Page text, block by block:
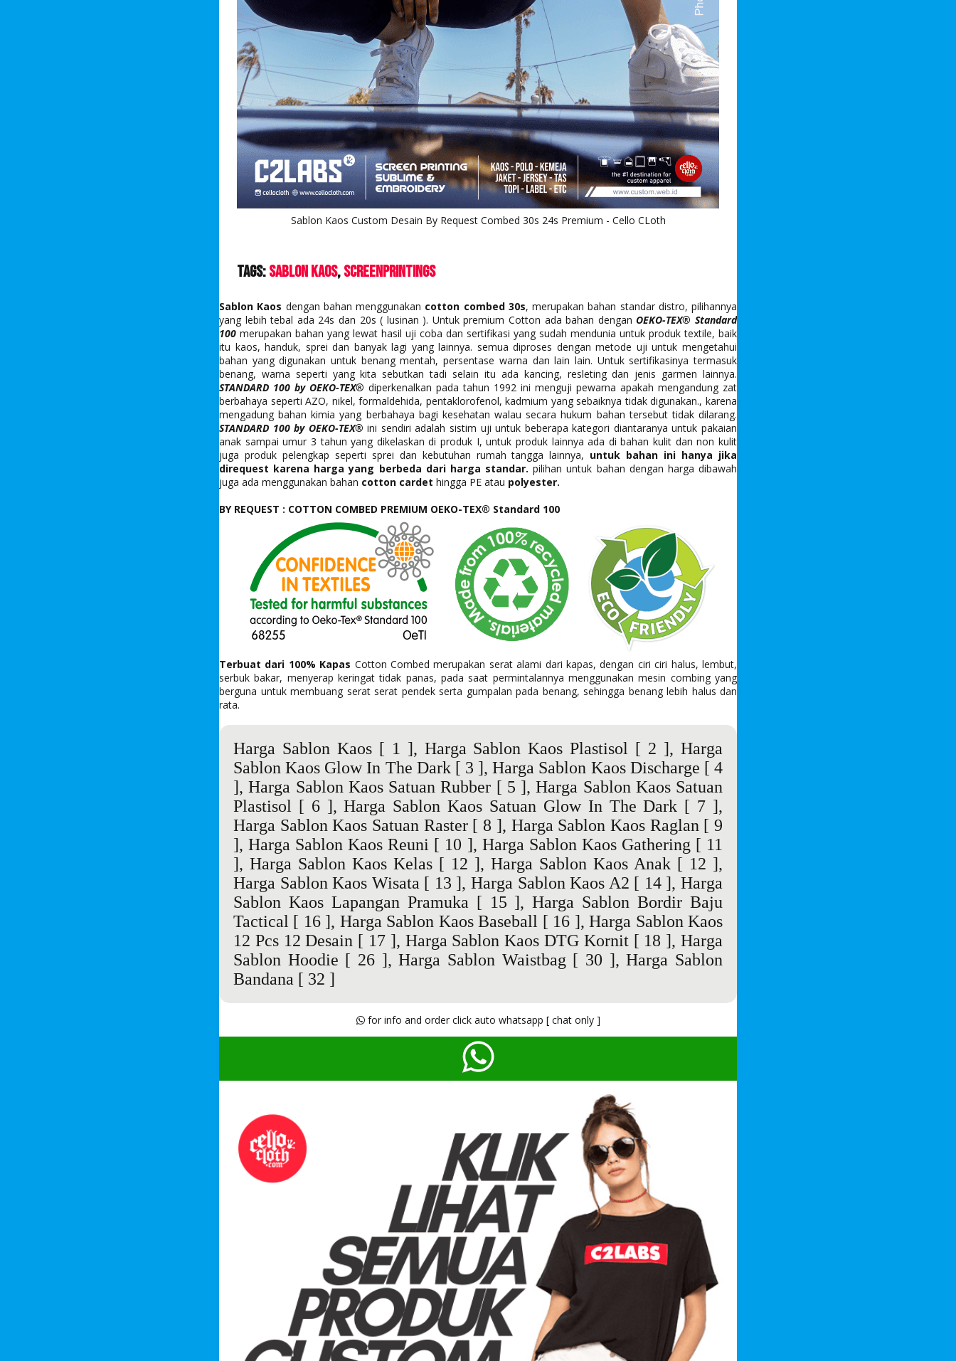
Sablon Kaos Custom Desain By Request Combed 30s 24s Premium - Cello CLoth
Tags: Sablon Kaos ScreenPrintings
Sablon Kaos dengan bahan menggunakan cotton combed 30s, merupakan bahan standar distro, pilihannya
yang lebih tebal ada 24s dan 20s ( lusinan ). Untuk premium Cotton ada bahan denganOEKO-TEX® Standard
100 merupakan bahan yang lewat hasil uji coba dan sertifikasi yang sudah mendunia untuk produk textile, baik
itu kaos, handuk, sprei dan banyak lagi yang lainnya. semua diproses dengan metode uji untuk mengetahui
bahan yang digunakan untuk benang mentah, persentase warna dan lain lain. Untuk sertifikasinya termasuk
benang, warna seperti yang kita sebutkan tadi selain itu ada kancing, resleting dan jenis garmen lainnya.
STANDARD 100 by OEKO-TEX® diperkenalkan pada tahun 1992 ini menguji pewarna apakah mengandung zat
berbahaya seperti AZO, nikel, formaldehida, pentaklorofenol, kadmium yang sebaiknya tidak digunakan., karena
mengadung bahan kimia yang berbahaya bagi kesehatan walau secara hukum bahan tersebut tidak dilarang.
STANDARD 100 by OEKO-TEX® ini sendiri adalah sistim uji untuk beberapa kategori diantaranya untuk pakaian
anak sampai umur 3 tahun yang dikelaskan di produk I, untuk produk lainnya ada di bahan kulit dan non kulit
juga produk pelengkap seperti sprei dan kebutuhan rumah tangga lainnya, untuk bahan ini hanya jika
direquest karena harga yang berbeda dari harga standar. pilihan untuk bahan dengan harga dibawah
juga ada menggunakan bahan cotton cardet hingga PE atau polyester.
BY REQUEST : COTTON COMBED PREMIUM OEKO-TEX® Standard 100
Terbuat dari 100% Kapas Cotton Combed merupakan serat alami dari kapas, dengan ciri ciri halus, lembut,
serbuk bakar, menyerap keringat tidak panas, pada saat permintalannya menggunakan mesin combing yang
berguna untuk membuang serat serat pendek serta gumpalan pada benang, sehingga benang lebih halus dan
rata.
Harga Sablon Kaos[ 1 ], Harga Sablon Kaos Plastisol [ 2 ],Harga
Sablon Kaos Glow In The Dark[ 3 ],Harga Sablon Kaos Discharge [ 4
],Harga Sablon Kaos Satuan Rubber [ 5 ],Harga Sablon Kaos Satuan
Plastisol
[ 6 ],Harga Sablon Kaos Satuan Glow In The Dark [ 7 ],
Harga Sablon Kaos Satuan Raster[ 8 ], Harga Sablon Kaos Raglan [ 9
],Harga Sablon Kaos Reuni [ 10 ], Harga Sablon Kaos Gathering [ 11
], Harga Sablon Kaos Kelas [ 12 ], Harga Sablon Kaos Anak [ 12 ],
Harga Sablon Kaos Wisata [ 13 ],Harga Sablon Kaos A2 [ 14 ],Harga
Sablon Kaos Lapangan Pramuka [ 15 ],Harga Sablon Bordir Baju
Tactical [ 16 ], Harga Sablon Kaos Baseball [ 16 ],Harga Sablon Kaos
12 Pcs 12 Desain [ 17 ], Harga Sablon Kaos DTG Kornit[ 18 ],Harga
Sablon Hoodie [ 26 ],Harga Sablon Waistbag [ 30 ],Harga Sablon
Bandana [ 32 ]
for info and order click auto whatsapp [ chat only ]